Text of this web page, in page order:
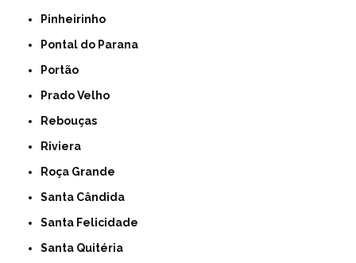
Pinheirinho
Pontal do Parana
Portão
Prado Velho
Rebouças
Riviera
Roça Grande
Santa Cândida
Santa Felicidade
Santa Quitéria